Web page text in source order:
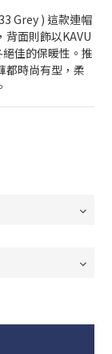
Grey ) 這款連帽
背面則飾以KAVU
佳的保暖性。推
都時尚有型，柔